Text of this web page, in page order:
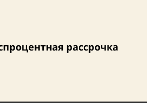
рассрочка